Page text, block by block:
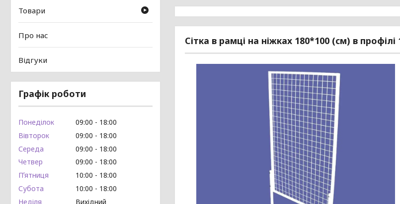
Сітка в рамці на ніжках 180*100 (см) в
Товари
Про нас
Відгуки
Графік роботи
Понеділок 09:00
18:00
Вівторок
09:00
18:00
Середа
09:00
18:00
Четвер
09:00
18:00
Пʼятниця
10:00
18:00
Субота
10:00
18:00
Неділя
Вихідний